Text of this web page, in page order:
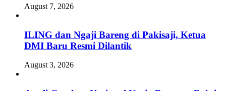
August 7, 2026
ILING dan Ngaji Bareng di Pakisaji, Ketua
DMI Baru Resmi Dilantik
August 3, 2026